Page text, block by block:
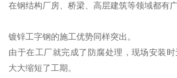
在钢结构厂房、桥梁、高层建筑等领域都有广
镀锌工字钢的施工优势同样突出。
由于在工厂就完成了防腐处理，现场安装时
大大缩短了工期。